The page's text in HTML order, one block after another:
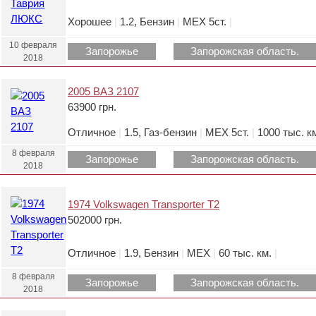
Хорошее 1.2, Бензин МЕХ 5ст.
10 февраля
2018
Запорожье Запорожская область.
2005 ВАЗ 2107
63900 грн.
Отличное 1.5, Газ-бензин МЕХ 5ст. 1000 тыс.
8 февраля
2018
Запорожье Запорожская область.
1974 Volkswagen Transporter T2
502000 грн.
Отличное 1.9, Бензин МЕХ 60 тыс. км.
8 февраля
2018
Запорожье Запорожская область.